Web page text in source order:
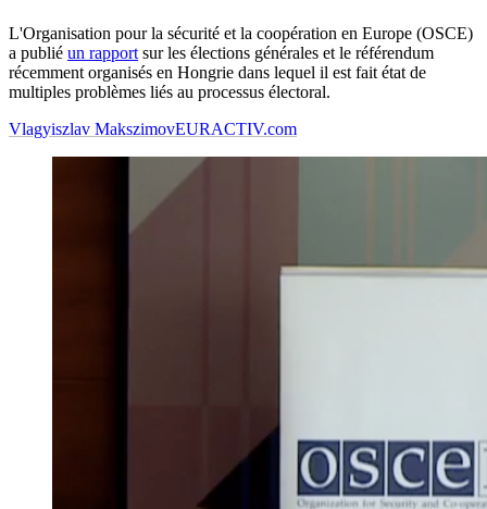
L'Organisation pour la sécurité et la coopération en Europe (OSCE)
a publié un rapport sur les élections générales et le référendum
récemment organisés en Hongrie dans lequel il est fait état de
multiples problèmes liés au processus électoral.
Vlagyiszlav MakszimovEURACTIV.com